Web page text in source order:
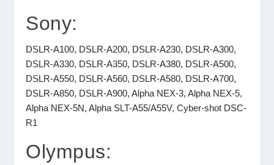
Sony:
DSLR-A100, DSLR-A200, DSLR-A230, DSLR-A300,
DSLR-A330, DSLR-A350, DSLR-A380, DSLR-A500,
DSLR-A550, DSLR-A560, DSLR-A580, DSLR-A700,
DSLR-A850, DSLR-A900, Alpha NEX-3, Alpha NEX-5,
Alpha NEX-5N, Alpha SLT-A55/A55V, Cyber-shot DSC-
R1
Olympus: